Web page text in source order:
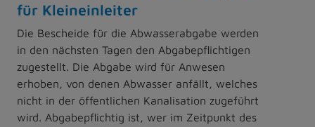
für Kleineinleiter
Die Bescheide für die Abwasserabgabe werden
in den nächsten Tagen den Abgabepflichtigen
zugestellt. Die Abgabe wird für Anwesen
erhoben, von denen Abwasser anfällt, welches
nicht in der öffentlichen Kanalisation zugeführt
wird. Abgabepflichtig ist, wer im Zeitpunkt des